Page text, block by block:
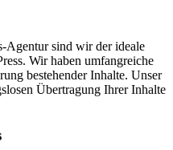
Agentur sind wir der ideale
Wir haben umfangreiche
bestehender Inhalte. Unser
Übertragung Ihrer Inhalte